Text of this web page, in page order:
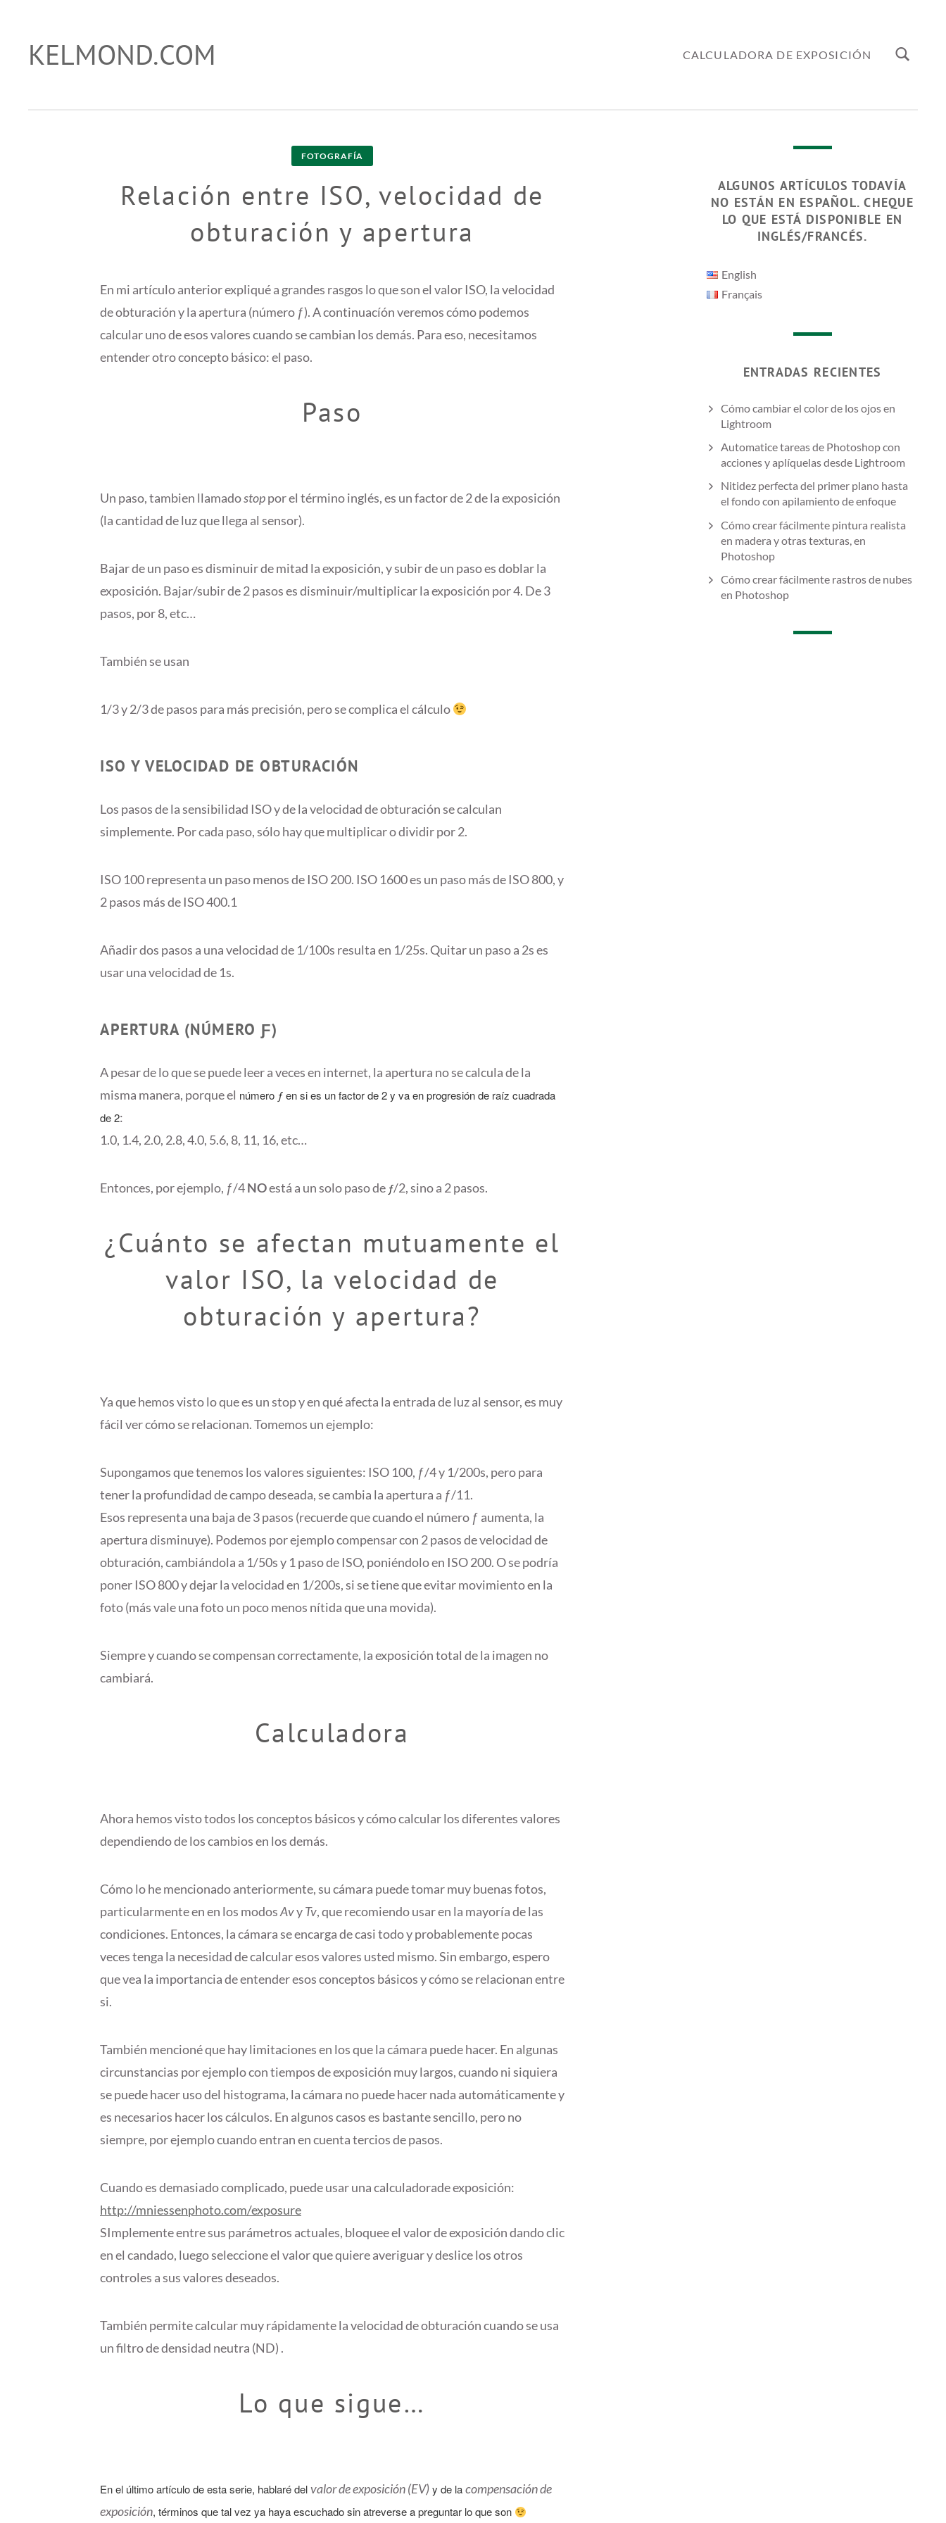
contentKELMOND.COM
trucos para photoshop y lightroom
CALCULADORA DE EXPOSICIÓN
FOTOGRAFÍA
Relación entre ISO, velocidad de
obturación y apertura
En mi artículo anterior expliqué a grandes rasgos lo que son el valor ISO, la velocidad
de obturación y la apertura (número ƒ). A continuacíón veremos cómo podemos
calcular uno de esos valores cuando se cambian los demás. Para eso, necesitamos
entender otro concepto básico: el paso.
Paso
Un paso, tambien llamadostoppor el término inglés, es un factor de 2 de la exposición
(la cantidad de luz que llega al sensor).
Bajar de un paso es disminuir de mitad la exposición, y subir de un paso es doblar la
exposición. Bajar/subir de 2 pasos es disminuir/multiplicar la exposición por 4. De 3
pasos, por 8, etc…
También se usan
1/3 y 2/3 de pasos para más precisión, pero se complica el cálculo
ISO Y VELOCIDAD DE OBTURACIÓN
Los pasos de la sensibilidad ISO y de la velocidad de obturación se calculan
simplemente. Por cada paso, sólo hay que multiplicar o dividir por 2.
ISO 100 representa un paso menos de ISO 200. ISO 1600 es un paso más de ISO 800, y
2 pasos más de ISO 400.1
Añadir dos pasos a una velocidad de 1/100s resulta en 1/25s. Quitar un paso a 2s es
usar una velocidad de 1s.
APERTURA (NÚMERO Ƒ)
A pesar de lo que se puede leer a veces en internet, la apertura no se calcula de la
misma manera, porque el número ƒ en si es un factor de 2 y va en progresión de raíz cuadrada
de 2:
1.0, 1.4, 2.0, 2.8, 4.0, 5.6, 8, 11, 16, etc…
Entonces, por ejemplo, ƒ/4NOestá a un solo paso de ƒ/2, sino a 2 pasos.
¿Cuánto se afectan mutuamente el
valor ISO, la velocidad de
obturación y apertura?
Ya que hemos visto lo que es un stop y en qué afecta la entrada de luz al sensor, es muy
fácil ver cómo se relacionan. Tomemos un ejemplo:
Supongamos que tenemos los valores siguientes: ISO 100, ƒ/4 y 1/200s, pero para
tener la profundidad de campo deseada, se cambia la apertura a ƒ/11.
Esos representa una baja de 3 pasos (recuerde que cuando el número ƒ aumenta, la
apertura disminuye). Podemos por ejemplo compensar con 2 pasos de velocidad de
obturación, cambiándola a 1/50s y 1 paso de ISO, poniéndolo en ISO 200. O se podría
poner ISO 800 y dejar la velocidad en 1/200s, si se tiene que evitar movimiento en la
foto (más vale una foto un poco menos nítida que una movida).
Siempre y cuando se compensan correctamente, la exposición total de la imagen no
cambiará.
Calculadora
Ahora hemos visto todos los conceptos básicos y cómo calcular los diferentes valores
dependiendo de los cambios en los demás.
Cómo lo he mencionado anteriormente, su cámara puede tomar muy buenas fotos,
particularmente en en los modosAvyTv, que recomiendo usar en la mayoría de las
condiciones. Entonces, la cámara se encarga de casi todo y probablemente pocas
veces tenga la necesidad de calcular esos valores usted mismo. Sin embargo, espero
que vea la importancia de entender esos conceptos básicos y cómo se relacionan entre
si.
También mencioné que hay limitaciones en los que la cámara puede hacer. En algunas
circunstancias por ejemplo con tiempos de exposición muy largos, cuando ni siquiera
se puede hacer uso del histograma, la cámara no puede hacer nada automáticamente y
es necesarios hacer los cálculos. En algunos casos es bastante sencillo, pero no
siempre, por ejemplo cuando entran en cuenta tercios de pasos.
Cuando es demasiado complicado, puede usar una calculadorade exposición:
http://mniessenphoto.com/exposure
SImplemente entre sus parámetros actuales, bloquee el valor de exposición dando clic
en el candado, luego seleccione el valor que quiere averiguar y deslice los otros
controles a sus valores deseados.
También permite calcular muy rápidamente la velocidad de obturación cuando se usa
un filtro de densidad neutra (ND) .
Lo que sigue…
En el último artículo de esta serie, hablaré delvalor de exposición (EV)y de lacompensación de
exposición, términos que tal vez ya haya escuchado sin atreverse a preguntar lo que son
ALGUNOS ARTÍCULOS TODAVÍA
NO ESTÁN EN ESPAÑOL. CHEQUE
LO QUE ESTÁ DISPONIBLE EN
INGLÉS/FRANCÉS.
English
Français
ENTRADAS RECIENTES
Cómo cambiar el color de los ojos en
Lightroom
Automatice tareas de Photoshop con
acciones y aplíquelas desde Lightroom
Nitidez perfecta del primer plano hasta
el fondo con apilamiento de enfoque
Cómo crear fácilmente pintura realista
en madera y otras texturas, en
Photoshop
Cómo crear fácilmente rastros de nubes
en Photoshop